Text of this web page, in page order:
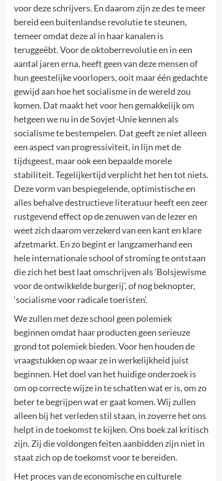
voor deze schrijvers. En daarom zijn ze des te meer
bereid een buitenlandse revolutie te steunen,
temeer omdat deze al in haar kanalen is
teruggeëbt. Voor de oktoberrevolutie en in een
aantal jaren erna, heeft geen van deze mensen of
hun geestelijke voorlopers, ooit maar één gedachte
gewijd aan hoe het socialisme in de wereld zou
komen. Dat maakt het voor hen gemakkelijk om
hetgeen we nu in de Sovjet-Unie kennen als
socialisme te bestempelen. Dat geeft ze niet alleen
een aspect van progressiviteit, in lijn met de
tijdsgeest, maar ook een bepaalde morele
stabiliteit. Tegelijkertijd verplicht het hen tot niets.
Deze vorm van bespiegelende, optimistische en
alles behalve destructieve literatuur heeft een zeer
rustgevend effect op de zenuwen van de lezer en
weet zich daarom verzekerd van een kant en klare
afzetmarkt. En zo begint er langzamerhand een
hele internationale school of stroming te ontstaan
die zich het best laat omschrijven als ‘Bolsjewisme
voor de ontwikkelde burgerij’, of nog beknopter,
‘socialisme voor radicale toeristen’.
We zullen met deze school geen polemiek
beginnen omdat haar producten geen serieuze
grond tot polemiek bieden. Voor hen houden de
vraagstukken op waar ze in werkelijkheid juist
beginnen. Het doel van het huidige onderzoek is
om op correcte wijze in te schatten wat er is, om zo
beter te begrijpen wat er gaat komen. Wij zullen
alleen bij het verleden stil staan, in zoverre het ons
helpt in de toekomst te kijken. Ons boek zal kritisch
zijn. Zij die voldongen feiten aanbidden zijn niet in
staat zich op de toekomst voor te bereiden.
Het proces van de economische en culturele